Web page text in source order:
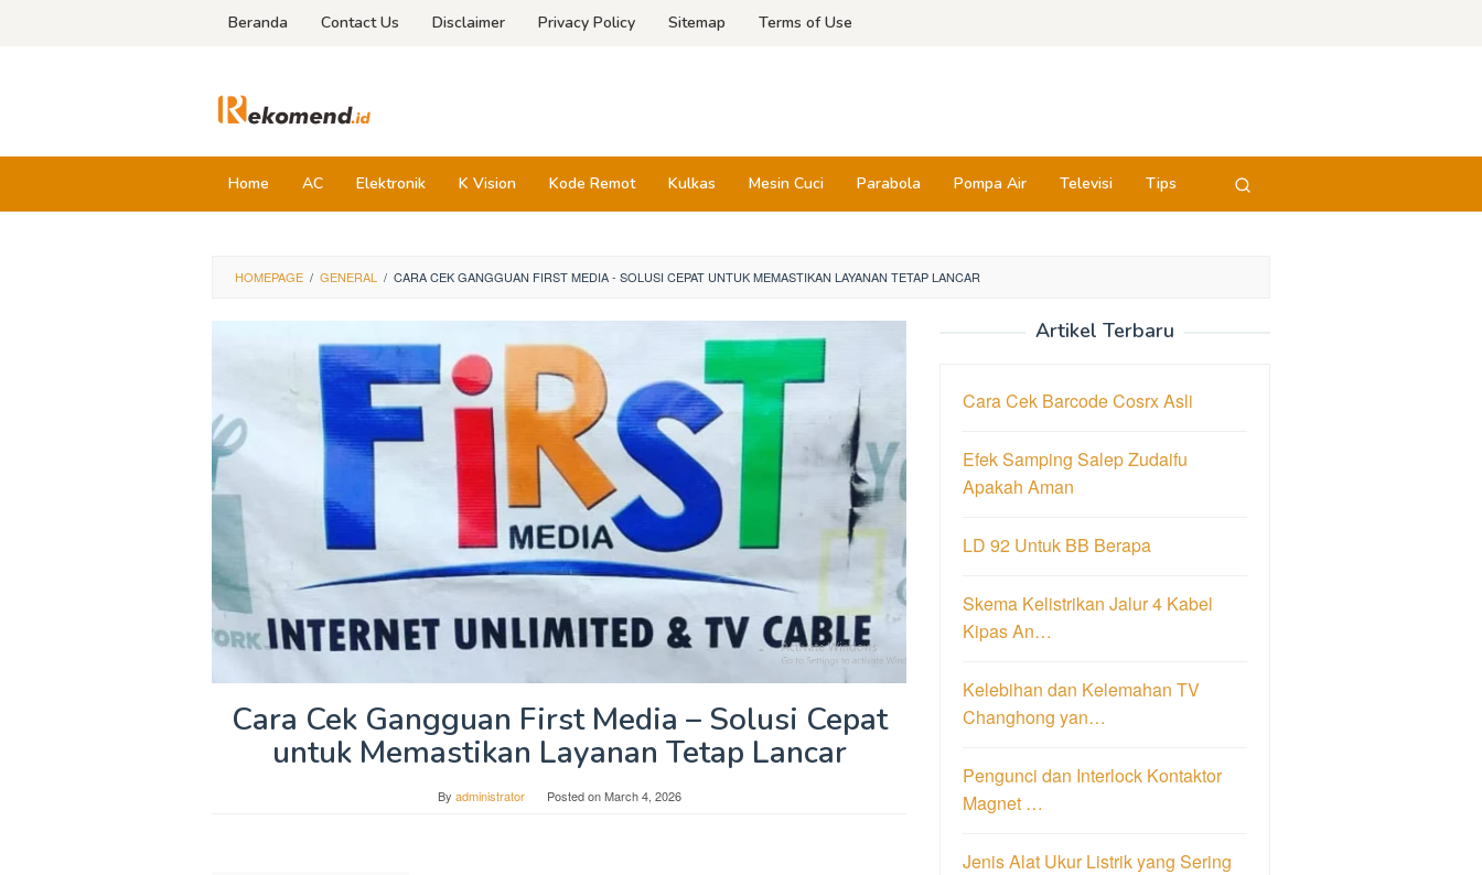
Beranda Contact Us Disclaimer Privacy Policy Sitemap Terms of Use
Home AC Elektronik K Vision Kode Remot Kulkas Mesin Cuci Parabola Pompa Air Televisi Tips
HOMEPAGE / GENERAL / CARA CEK GANGGUAN FIRST MEDIA - SOLUSI CEPAT UNTUK MEMASTIKAN LAYANAN TETAP LANCAR
Cara Cek Gangguan First Media – Solusi Cepat
untuk Memastikan Layanan Tetap Lancar
By administrator Posted onMarch 4, 2026
Artikel Terbaru
Cara Cek Barcode Cosrx Asli
Efek Samping Salep Zudaifu
Apakah Aman
LD 92 Untuk BB Berapa
Skema Kelistrikan Jalur 4 Kabel
Kipas An…
Kelebihan dan Kelemahan TV
Changhong yan…
Pengunci dan Interlock Kontaktor
Magnet …
Jenis Alat Ukur Listrik yang Sering